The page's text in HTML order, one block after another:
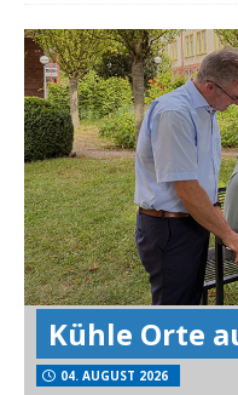
Kühle Orte
04. AUGUST 2026